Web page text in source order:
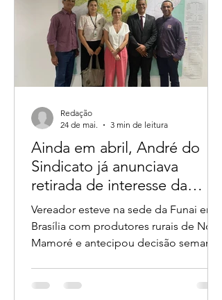
Ainda em abril, André do
Sindicato já anunciava
retirada de interesse da
Funai sobre glebas em
Rondônia
Vereador esteve na sede da Funai em
Brasília com produtores rurais de Nova
Mamoré e antecipou decisão semanas
antes de deputados divulgarem o caso
24 de mai.
3 min de leitura